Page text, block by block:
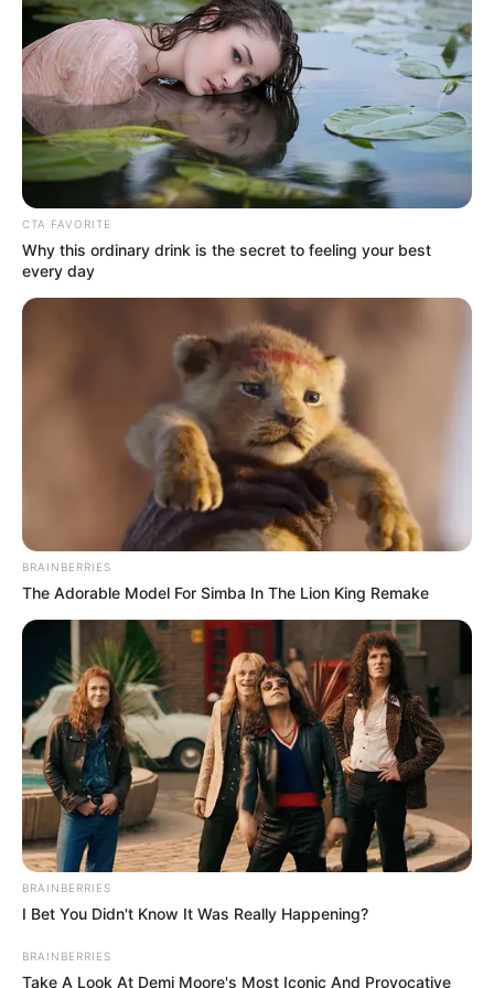
kilómetros masculinos, incluida desde 1932 y cuya
desaparición fue anunciada tras los
Juegos Olímpicos de
Tokio en 2021.
De esta forma en el programa de los Juegos 2024 habrá
tres pruebas de marcha; los 20 km masculinos, los 20 km
femeninos y el relevos mixto maratón.
COMPARTIR
MANTÉNGASE EN ALERTA
Tenemos todas las noticias que le
interesan. Para estar bien informado, por
favor, active las notificaciones de Alerta.
ACTIVAR AHORA
TEMAS DESTACADOS
CIERRES VIALES EN BUCARAMANGA
TRANSVERSAL DEL CARARE
FLORIDABLANCA
LLUVIAS EN SANTANDER
CIERRES VIALES EN SANTANDER
CTA FAVORITE
Why this ordinary drink is the secret to feeling your best
every day
BRAINBERRIES
The Adorable Model For Simba In The Lion King Remake
BRAINBERRIES
I Bet You Didn't Know It Was Really Happening?
BRAINBERRIES
Take A Look At Demi Moore's Most Iconic And Provocative